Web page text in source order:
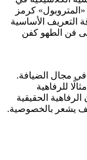
كرمز
التعريف الأساسية
فن الطهو كفن
في مجال الضيافة.
للرفاهية
الرفاهية الحقيقية
يشعر بالخصوصية.